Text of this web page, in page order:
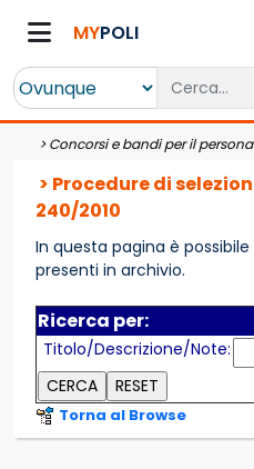
MYPOLI
>Concorsi e bandi per il
> Procedure di
240/2010
In questa pagina è
presenti in archivio.
Ricerca per:
Titolo/Descrizione/Note:
Torna al Browse